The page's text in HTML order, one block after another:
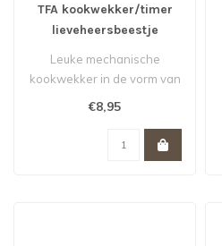
TFA kookwekker/timer
lieveheersbeestje
Leuke mechanische
kookwekker in de vorm van
€8,95